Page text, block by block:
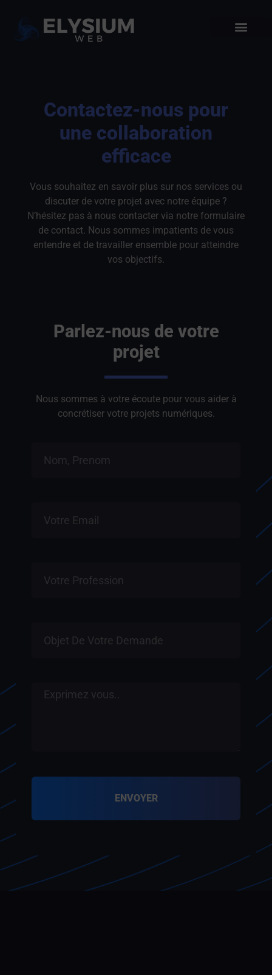
Contactez-nous pour
une collaboration
efficace
Vous souhaitez en savoir plus sur nos services ou
discuter de votre projet avec notre équipe ?
N’hésitez pas à nous contacter via notre formulaire
de contact. Nous sommes impatients de vous
entendre et de travailler ensemble pour atteindre
vos objectifs.
Parlez-nous de votre
projet
Nous sommes à votre écoute pour vous aider à
concrétiser votre projets numériques.
ENVOYER